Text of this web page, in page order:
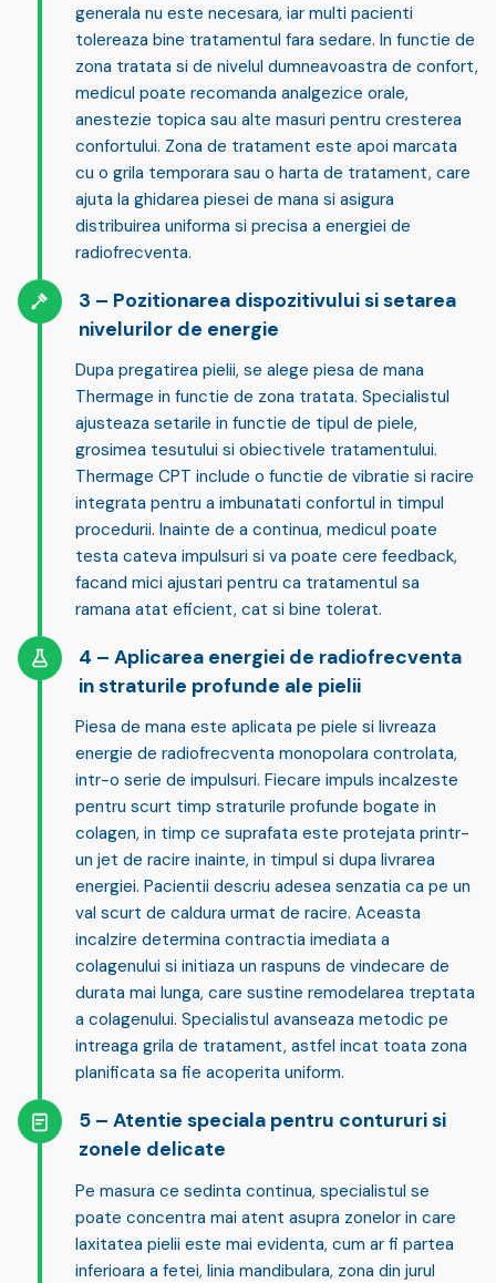
generala nu este necesara, iar multi pacienti
tolereaza bine tratamentul fara sedare. In functie de
zona tratata si de nivelul dumneavoastra de confort,
medicul poate recomanda analgezice orale,
anestezie topica sau alte masuri pentru cresterea
confortului. Zona de tratament este apoi marcata
cu o grila temporara sau o harta de tratament, care
ajuta la ghidarea piesei de mana si asigura
distribuirea uniforma si precisa a energiei de
radiofrecventa.
Pozitionarea dispozitivului si setarea
nivelurilor de energie
Dupa pregatirea pielii, se alege piesa de mana
Thermage in functie de zona tratata. Specialistul
ajusteaza setarile in functie de tipul de piele,
grosimea tesutului si obiectivele tratamentului.
Thermage CPT include o functie de vibratie si racire
integrata pentru a imbunatati confortul in timpul
procedurii. Inainte de a continua, medicul poate
testa cateva impulsuri si va poate cere feedback,
facand mici ajustari pentru ca tratamentul sa
ramana atat eficient, cat si bine tolerat.
Aplicarea energiei de radiofrecventa
in straturile profunde ale pielii
Piesa de mana este aplicata pe piele si livreaza
energie de radiofrecventa monopolara controlata,
intr-o serie de impulsuri. Fiecare impuls incalzeste
pentru scurt timp straturile profunde bogate in
colagen, in timp ce suprafata este protejata printr-
un jet de racire inainte, in timpul si dupa livrarea
energiei. Pacientii descriu adesea senzatia ca pe un
val scurt de caldura urmat de racire. Aceasta
incalzire determina contractia imediata a
colagenului si initiaza un raspuns de vindecare de
durata mai lunga, care sustine remodelarea treptata
a colagenului. Specialistul avanseaza metodic pe
intreaga grila de tratament, astfel incat toata zona
planificata sa fie acoperita uniform.
Atentie speciala pentru contururi si
zonele delicate
Pe masura ce sedinta continua, specialistul se
poate concentra mai atent asupra zonelor in care
laxitatea pielii este mai evidenta, cum ar fi partea
inferioara a fetei, linia mandibulara, zona din jurul